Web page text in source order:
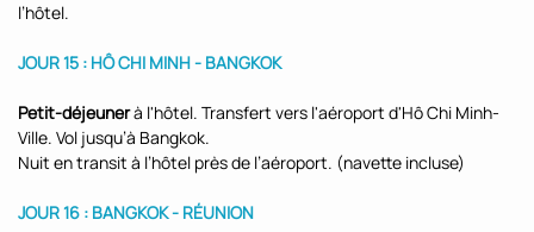
l’hôtel.
JOUR 15 : HÔ CHI MINH - BANGKOK
Petit-déjeunerà l'hôtel. Transfert vers l'aéroport d'Hô Chi Minh-
Ville. Vol jusqu’à Bangkok.
Nuit en transit à l’hôtel près de l’aéroport. (navette incluse)
JOUR 16 : BANGKOK - RÉUNION